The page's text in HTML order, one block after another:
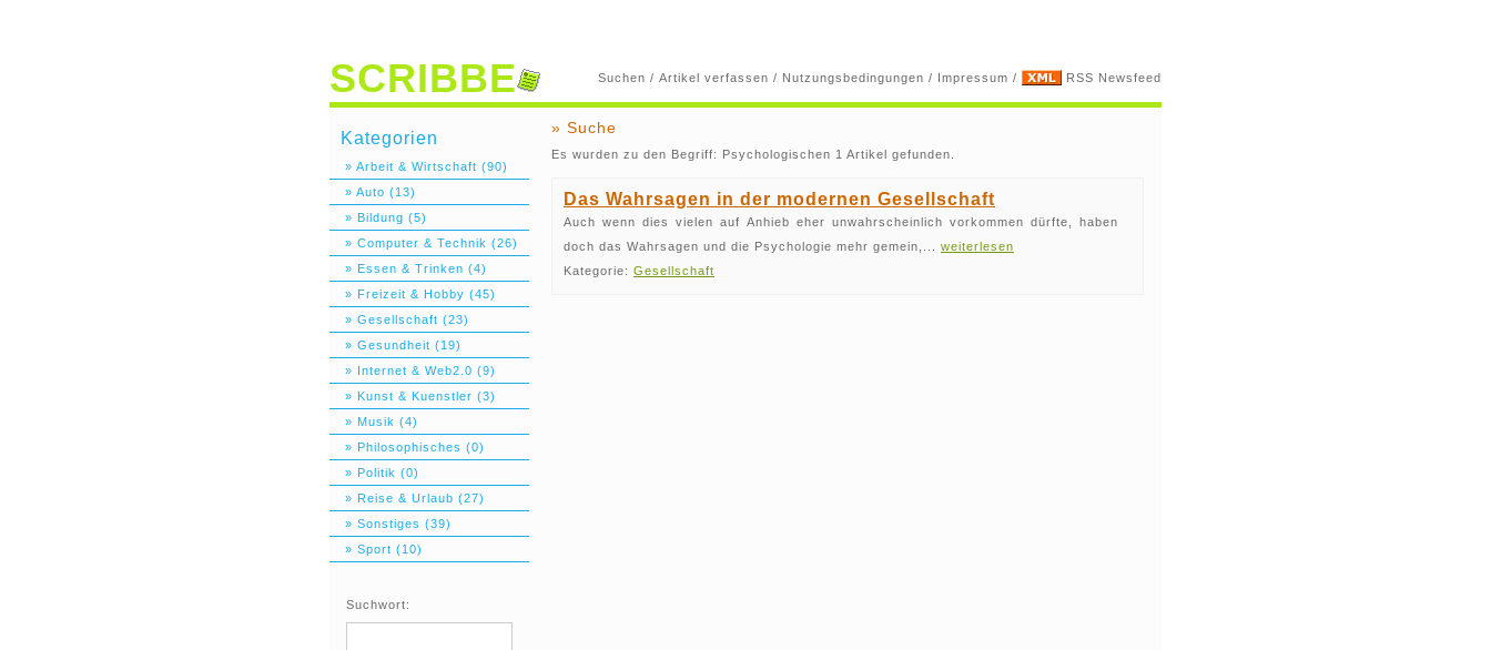
SCRIBBE Suchen / Artikel verfassen / Nutzungsbedingungen / Impressum / RSS Newsfeed
Kategorien
» Arbeit & Wirtschaft (90)
» Auto (13)
» Bildung (5)
» Computer & Technik (26)
» Essen & Trinken (4)
» Freizeit & Hobby (45)
» Gesellschaft (23)
» Gesundheit (19)
» Internet & Web2.0 (9)
» Kunst & Kuenstler (3)
» Musik (4)
» Philosophisches (0)
» Politik (0)
» Reise & Urlaub (27)
» Sonstiges (39)
» Sport (10)
Suchwort:
» Suche
Es wurden zu den Begriff: Psychologischen 1 Artikel gefunden.
Das Wahrsagen in der modernen Gesellschaft
Auch wenn dies vielen auf Anhieb eher unwahrscheinlich vorkommen dürfte, haben
doch das Wahrsagen und die Psychologie mehr gemein,... weiterlesen
Kategorie: Gesellschaft